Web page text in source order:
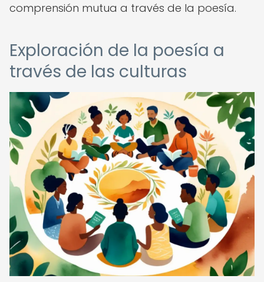
comprensión mutua a través de la poesía.
Exploración de la poesía a
través de las culturas